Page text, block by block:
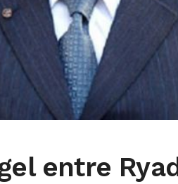
entre Ryad